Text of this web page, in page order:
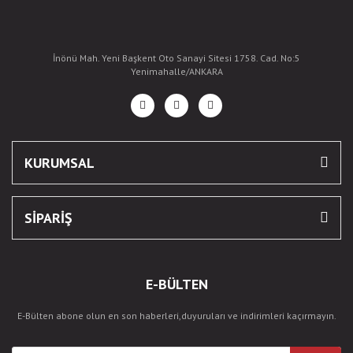
İnönü Mah. Yeni Başkent Oto Sanayi Sitesi 1758. Cad. No:5
Yenimahalle/ANKARA
KURUMSAL
SİPARİŞ
E-BÜLTEN
E-Bülten abone olun en son haberleri,duyuruları ve indirimleri kaçırmayın.